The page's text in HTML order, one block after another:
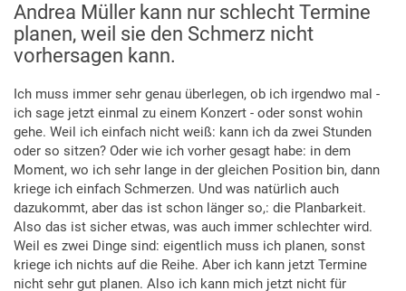
Andrea Müller kann nur schlecht Termine
planen, weil sie den Schmerz nicht
vorhersagen kann.
Ich muss immer sehr genau überlegen, ob ich irgendwo mal -
ich sage jetzt einmal zu einem Konzert - oder sonst wohin
gehe. Weil ich einfach nicht weiß: kann ich da zwei Stunden
oder so sitzen? Oder wie ich vorher gesagt habe: in dem
Moment, wo ich sehr lange in der gleichen Position bin, dann
kriege ich einfach Schmerzen. Und was natürlich auch
dazukommt, aber das ist schon länger so,: die Planbarkeit.
Also das ist sicher etwas, was auch immer schlechter wird.
Weil es zwei Dinge sind: eigentlich muss ich planen, sonst
kriege ich nichts auf die Reihe. Aber ich kann jetzt Termine
nicht sehr gut planen. Also ich kann mich jetzt nicht für